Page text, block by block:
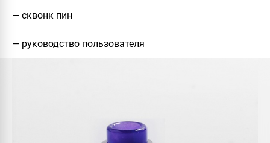
— сквонк пин
— руководство пользователя